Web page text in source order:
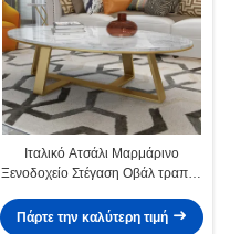
Ιταλικό Ατσάλι Μαρμάρινο
Ξενοδοχείο Στέγαση Οβάλ τραπέζι
Πάρτε την καλύτερη τιμή